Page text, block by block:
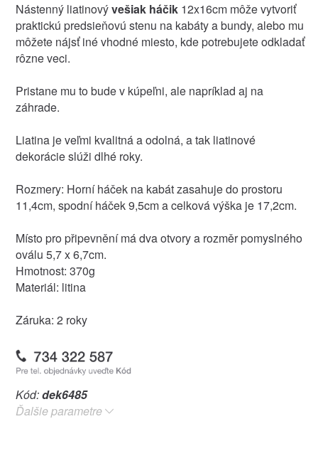
Nástenný liatinovývešiak háčik 12x16cm môže vytvoriť
praktickú predsieňovú stenu na kabáty a bundy, alebo mu
môžete nájsť iné vhodné miesto, kde potrebujete odkladať
rôzne veci.
Pristane mu to bude v kúpeľni, ale napríklad aj na
záhrade.
Liatina je veľmi kvalitná a odolná, a tak liatinové
dekorácie slúži dlhé roky.
Rozmery: Horní háček na kabát zasahuje do prostoru
11,4cm, spodní háček 9,5cm a celková výška je 17,2cm.
Místo pro připevnění má dva otvory a rozměr pomyslného
oválu 5,7 x 6,7cm.
Hmotnost: 370g
Materiál: litina
Záruka: 2 roky
Kód:dek6485
Ďalšie parametre